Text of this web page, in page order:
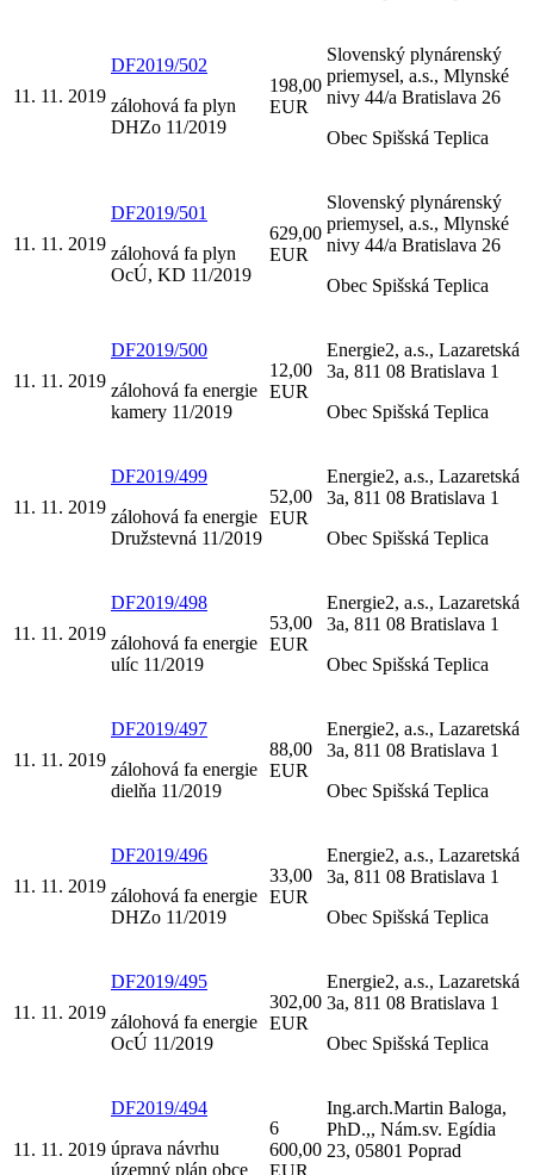
11. 11. 2019
DF2019/502
zálohová fa plyn
DHZo 11/2019
198,00
EUR
Slovenský plynárenský
priemysel, a.s., Mlynské
nivy 44/a Bratislava 26
Obec Spišská Teplica
11. 11. 2019
DF2019/501
zálohová fa plyn
OcÚ, KD 11/2019
629,00
EUR
Slovenský plynárenský
priemysel, a.s., Mlynské
nivy 44/a Bratislava 26
Obec Spišská Teplica
11. 11. 2019
DF2019/500
zálohová fa energie
kamery 11/2019
12,00
EUR
Energie2, a.s., Lazaretská
3a, 811 08 Bratislava 1
Obec Spišská Teplica
11. 11. 2019
DF2019/499
zálohová fa energie
Družstevná 11/2019
52,00
EUR
Energie2, a.s., Lazaretská
3a, 811 08 Bratislava 1
Obec Spišská Teplica
11. 11. 2019
DF2019/498
zálohová fa energie
ulíc 11/2019
53,00
EUR
Energie2, a.s., Lazaretská
3a, 811 08 Bratislava 1
Obec Spišská Teplica
11. 11. 2019
DF2019/497
zálohová fa energie
dielňa 11/2019
88,00
EUR
Energie2, a.s., Lazaretská
3a, 811 08 Bratislava 1
Obec Spišská Teplica
11. 11. 2019
DF2019/496
zálohová fa energie
DHZo 11/2019
33,00
EUR
Energie2, a.s., Lazaretská
3a, 811 08 Bratislava 1
Obec Spišská Teplica
11. 11. 2019
DF2019/495
zálohová fa energie
OcÚ 11/2019
302,00
EUR
Energie2, a.s., Lazaretská
3a, 811 08 Bratislava 1
Obec Spišská Teplica
11. 11. 2019
DF2019/494
úprava návrhu
územný plán obce
6
600,00
EUR
Ing.arch.Martin Baloga,
PhD.,, Nám.sv. Egídia
23, 05801 Poprad